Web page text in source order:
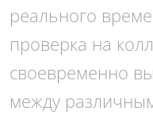
реального
проверка на
своевременно
между